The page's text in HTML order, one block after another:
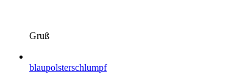
Gruß
blaupolsterschlumpf